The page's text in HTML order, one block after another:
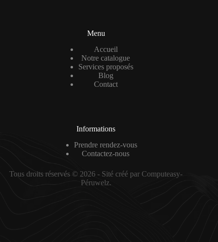
Menu
Accueil
Notre catalogue
Services proposés
Blog
Contact
Informations
Prendre rendez-vous
Contactez-nous
Tous droits réservés © 2026 - Sité créé par Computeasy-
Péruwelz.